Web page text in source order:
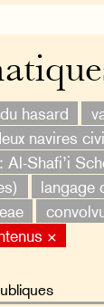
hasard
navires
Al-Shafi’i
langage
×